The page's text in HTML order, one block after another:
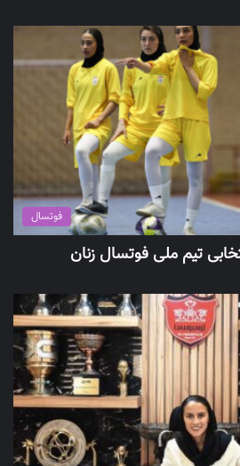
فوتسال
تیم ملی فوتسال زنان